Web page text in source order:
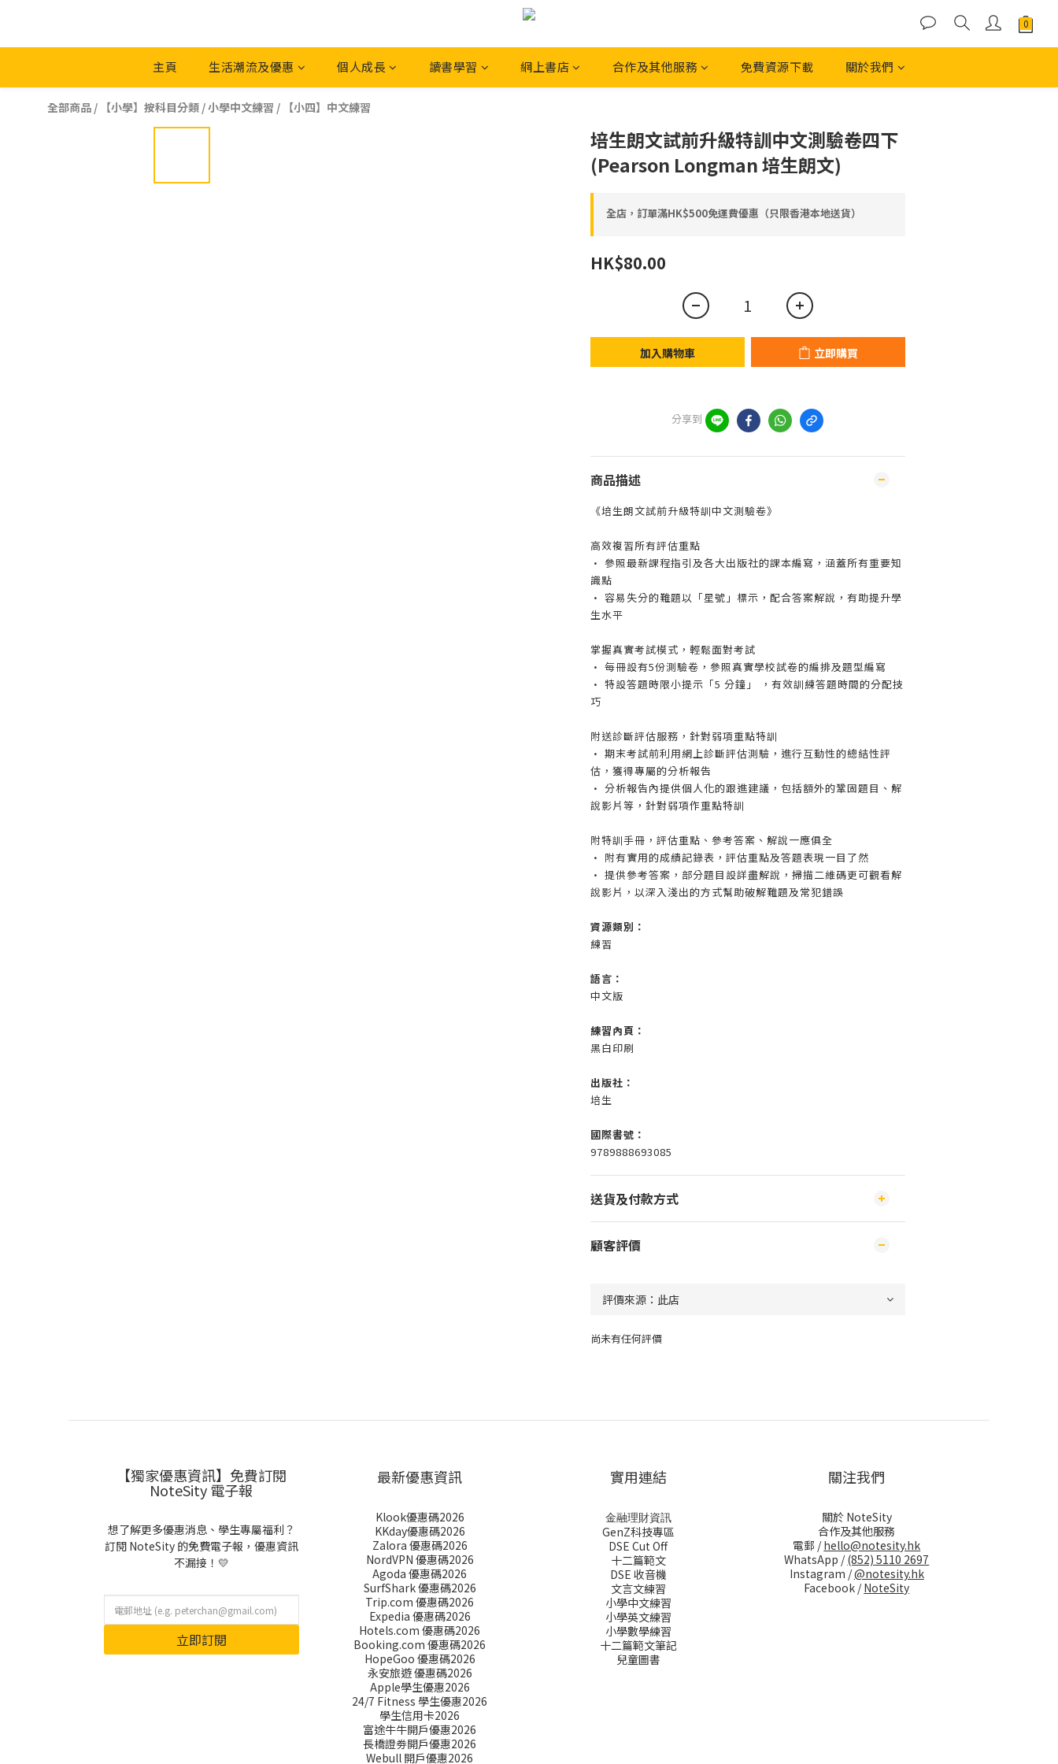
主頁 生活潮流及優惠 個人成長 讀書學習 網上書店 合作及其他服務 免費資源下載 關於我們
全部商品 / 【小學】按科目分類 /小學中文練習 / 【小四】中文練習
培生朗文試前升級特訓中文測驗卷四下
(Pearson Longman 培生朗文)
全店，訂單滿HK$500免運費優惠（只限香港本地送貨）
HK$80.00
加入購物車 立即購買
分享到
商品描述
《培生朗文試前升級特訓中文測驗卷》
高效複習所有評估重點
• 參照最新課程指引及各大出版社的課本編寫，涵蓋所有重要知
識點
• 容易失分的難題以「星號」標示，配合答案解說，有助提升學
生水平
掌握真實考試模式，輕鬆面對考試
• 每冊設有5份測驗卷，參照真實學校試卷的編排及題型編寫
• 特設答題時限小提示「5 分鐘」 ，有效訓練答題時間的分配技
巧
附送診斷評估服務，針對弱項重點特訓
• 期末考試前利用網上診斷評估測驗，進行互動性的總結性評
估，獲得專屬的分析報告
• 分析報告內提供個人化的跟進建議，包括額外的鞏固題目、解
說影片等，針對弱項作重點特訓
附特訓手冊，評估重點、參考答案、解說一應俱全
• 附有實用的成績記錄表，評估重點及答題表現一目了然
• 提供參考答案，部分題目設詳盡解說，掃描二維碼更可觀看解
說影片，以深入淺出的方式幫助破解難題及常犯錯誤
資源類別：
練習
語言：
中文版
練習內頁：
黑白印刷
出版社：
培生
國際書號：
9789888693085
送貨及付款方式
顧客評價
尚未有任何評價
【獨家優惠資訊】免費訂閱
NoteSity 電子報
想了解更多優惠消息、學生專屬福利？
訂閱 NoteSity 的免費電子報，優惠資訊
不漏接！💛
立即訂閱
最新優惠資訊
Klook優惠碼2026
KKday優惠碼2026
Zalora 優惠碼2026
NordVPN 優惠碼2026
Agoda 優惠碼2026
SurfShark 優惠碼2026
Trip.com 優惠碼2026
Expedia 優惠碼2026
Hotels.com 優惠碼2026
Booking.com 優惠碼2026
HopeGoo 優惠碼2026
永安旅遊 優惠碼2026
Apple學生優惠2026
24/7 Fitness 學生優惠2026
學生信用卡2026
富途牛牛開戶優惠2026
長橋證劵開戶優惠2026
Webull 開戶優惠2026
實用連結
金融理財資訊
GenZ科技專區
DSE Cut Off
十二篇範文
DSE 收音機
文言文練習
小學中文練習
小學英文練習
小學數學練習
十二篇範文筆記
兒童圖書
關注我們
關於 NoteSity
合作及其他服務
電郵 /hello@notesity.hk
WhatsApp /(852) 5110 2697
Instagram /@notesity.hk
Facebook /NoteSity